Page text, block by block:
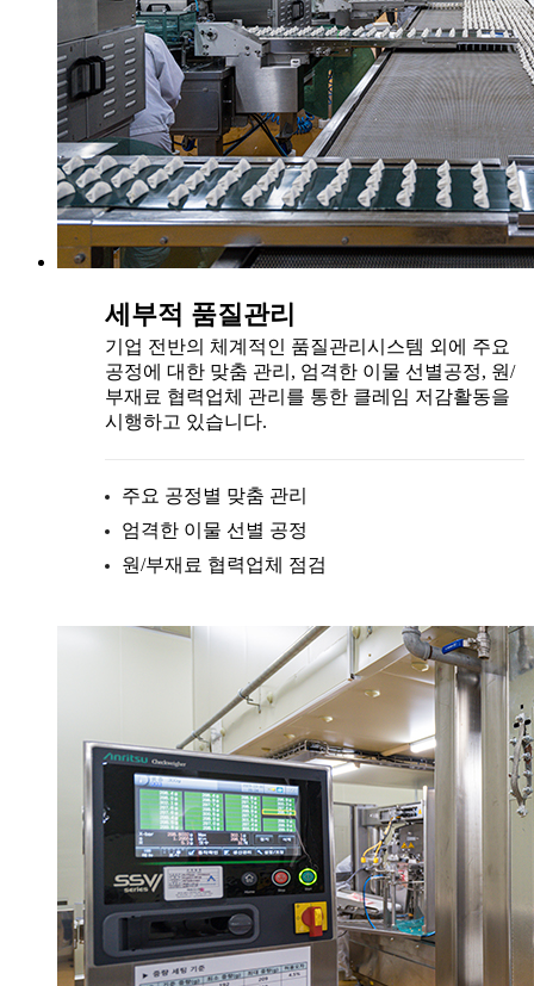
세부적 품질관리
기업 전반의 체계적인 품질관리시스템 외에 주요
공정에 대한 맞춤 관리, 엄격한 이물 선별공정, 원/
부재료 협력업체 관리를 통한 클레임 저감활동을
시행하고 있습니다.
주요 공정별 맞춤 관리
엄격한 이물 선별 공정
원/부재료 협력업체 점검